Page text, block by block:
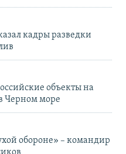
кадры разведки
объекты на
Черном море
обороне» – командир